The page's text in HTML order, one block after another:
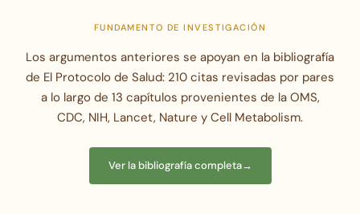
FUNDAMENTO DE INVESTIGACIÓN
Los argumentos anteriores se apoyan en la bibliografía
de El Protocolo de Salud: 210 citas revisadas por pares
a lo largo de 13 capítulos provenientes de la OMS,
CDC, NIH, Lancet, Nature y Cell Metabolism.
Ver la bibliografía completa→